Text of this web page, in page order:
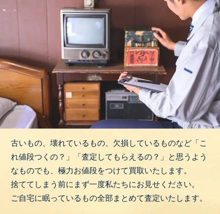
古いもの、壊れているもの、欠損しているものなど「こ
れ値段つくの？」「査定してもらえるの？」と思うよう
なものでも、極力お値段をつけて買取いたします。
捨ててしまう前にまず一度私たちにお見せください。
ご自宅に眠っているもの全部まとめて査定いたします。